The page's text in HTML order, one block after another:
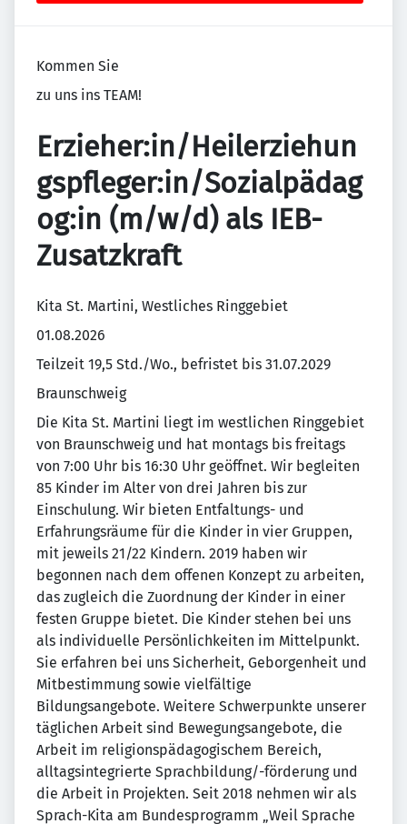
Kommen Sie
zu uns ins TEAM!
Erzieher:in/Heilerziehun
gspfleger:in/Sozialpädag
og:in (m/w/d) als IEB-
Zusatzkraft
Kita St. Martini, Westliches Ringgebiet
01.08.2026
Teilzeit 19,5 Std./Wo., befristet bis 31.07.2029
Braunschweig
Die Kita St. Martini liegt im westlichen Ringgebiet
von Braunschweig und hat montags bis freitags
von 7:00 Uhr bis 16:30 Uhr geöffnet. Wir begleiten
85 Kinder im Alter von drei Jahren bis zur
Einschulung. Wir bieten Entfaltungs- und
Erfahrungsräume für die Kinder in vier Gruppen,
mit jeweils 21/22 Kindern. 2019 haben wir
begonnen nach dem offenen Konzept zu arbeiten,
das zugleich die Zuordnung der Kinder in einer
festen Gruppe bietet. Die Kinder stehen bei uns
als individuelle Persönlichkeiten im Mittelpunkt.
Sie erfahren bei uns Sicherheit, Geborgenheit und
Mitbestimmung sowie vielfältige
Bildungsangebote. Weitere Schwerpunkte unserer
täglichen Arbeit sind Bewegungsangebote, die
Arbeit im religionspädagogischem Bereich,
alltagsintegrierte Sprachbildung/-förderung und
die Arbeit in Projekten. Seit 2018 nehmen wir als
Sprach-Kita am Bundesprogramm „Weil Sprache